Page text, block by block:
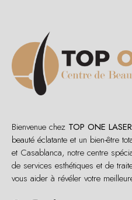
Bienvenue chez TOP ONE LASER
beauté éclatante et un bien-être
et Casablanca, notre centre
de services esthétiques et de
vous aider à révéler votre